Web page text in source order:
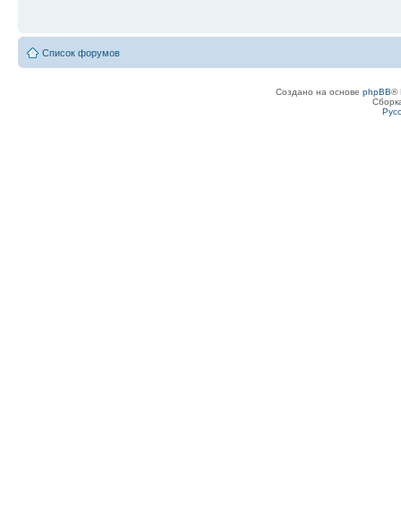
Список форумов
Создано на основе phpBB®